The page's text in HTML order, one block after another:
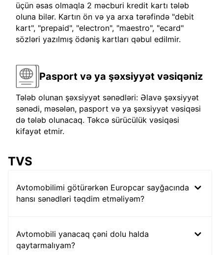
üçün əsas olmaqla 2 məcburi kredit kartı tələb
oluna bilər. Kartın ön və ya arxa tərəfində "debit
kart", "prepaid", "electron", "maestro", "ecard"
sözləri yazılmış ödəniş kartları qəbul edilmir.
Pasport və ya şəxsiyyət vəsiqəniz
Tələb olunan şəxsiyyət sənədləri: Əlavə şəxsiyyət
sənədi, məsələn, pasport və ya şəxsiyyət vəsiqəsi
də tələb olunacaq. Təkcə sürücülük vəsiqəsi
kifayət etmir.
TVS
Avtomobilimi götürərkən Europcar sayğacında
hansı sənədləri təqdim etməliyəm?
Avtomobili yanacaq çəni dolu halda
qaytarmalıyam?